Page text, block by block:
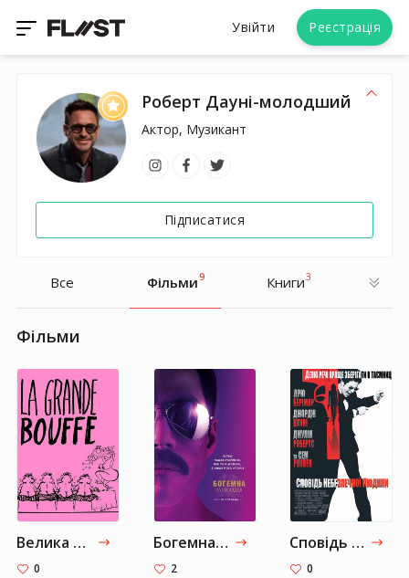
Увійти Реєстрація
Роберт Дауні-молодший
Актор, Музикант
Підписатися
Все Фільми9 Книги3
Фільми
Велика жратва
0
Богемна рапсодія
2
Сповідь небезпечної людини
0